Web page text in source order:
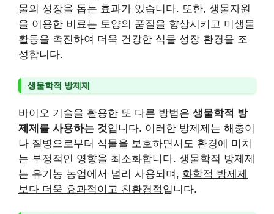
물의 성장을 돕는 효과가 있습니다. 또한, 생물자원
을 이용한 비료는 토양의 품질을 향상시키고 미생물
활동을 촉진하여 더욱 건강한 식물 성장 환경을 조
성합니다.
생물학적 방제제
바이오 기술을 활용한 또 다른 방법은 생물학적 방
제제를 사용하는 것입니다. 이러한 방제제는 해충이
나 질병으로부터 식물을 보호하면서도 환경에 미치
는 부정적인 영향을 최소화합니다. 생물학적 방제제
는 유기농 농업에서 널리 사용되며, 화학적 방제제
보다 더욱 효과적이고 친환경적입니다.